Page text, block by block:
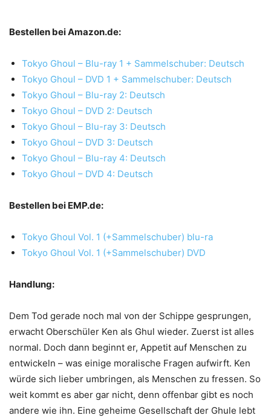
Bestellen bei Amazon.de:
Tokyo Ghoul – Blu-ray 1 + Sammelschuber: Deutsch
Tokyo Ghoul – DVD 1 + Sammelschuber: Deutsch
Tokyo Ghoul – Blu-ray 2: Deutsch
Tokyo Ghoul – DVD 2: Deutsch
Tokyo Ghoul – Blu-ray 3: Deutsch
Tokyo Ghoul – DVD 3: Deutsch
Tokyo Ghoul – Blu-ray 4: Deutsch
Tokyo Ghoul – DVD 4: Deutsch
Bestellen bei EMP.de:
Tokyo Ghoul Vol. 1 (+Sammelschuber) blu-ra
Tokyo Ghoul Vol. 1 (+Sammelschuber) DVD
Handlung:
Dem Tod gerade noch mal von der Schippe gesprungen,
erwacht Oberschüler Ken als Ghul wieder. Zuerst ist alles
normal. Doch dann beginnt er, Appetit auf Menschen zu
entwickeln – was einige moralische Fragen aufwirft. Ken
würde sich lieber umbringen, als Menschen zu fressen. So
weit kommt es aber gar nicht, denn offenbar gibt es noch
andere wie ihn. Eine geheime Gesellschaft der Ghule lebt